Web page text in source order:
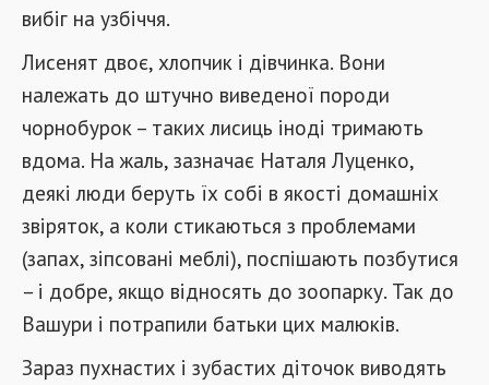
вибіг на узбіччя.
Лисенят двоє, хлопчик і дівчинка. Вони
належать до штучно виведеної породи
чорнобурок – таких лисиць іноді тримають
вдома. На жаль, зазначає Наталя Луценко,
деякі люди беруть їх собі в якості домашніх
звіряток, а коли стикаються з проблемами
(запах, зіпсовані меблі), поспішають позбутися
– і добре, якщо відносять до зоопарку. Так до
Вашури і потрапили батьки цих малюків.
Зараз пухнастих і зубастих діточок виводять